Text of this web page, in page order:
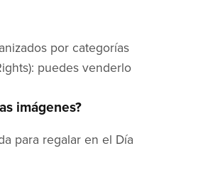
por categorías
puedes venderlo
imágenes?
para regalar en el Día